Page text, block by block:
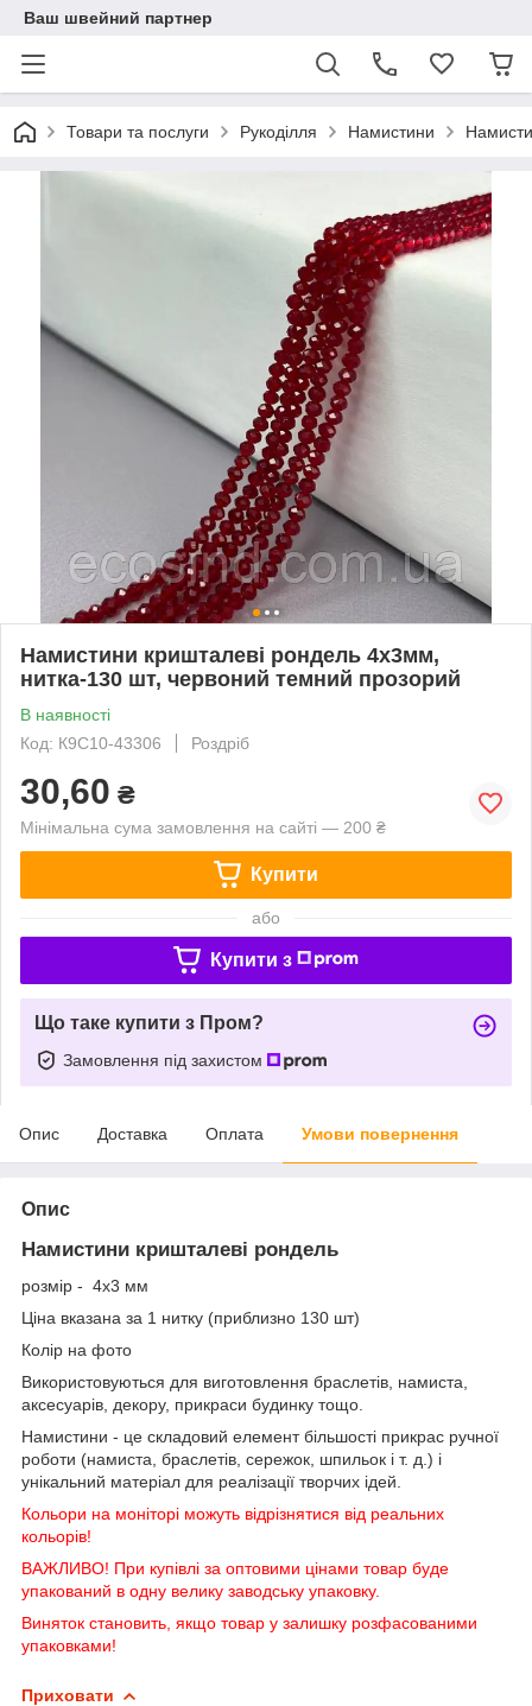
Ваш швейний партнер
Товари та послуги Рукоділля Намистини
Намистини кришталеві рондель 4х3мм,
нитка-130 шт, червоний темний прозорий
В наявності
Код: К9С10-43306
Роздріб
30,60 ₴
Мінімальна сума замовлення на сайті — 200 ₴
Купити
або
Купити з
Що таке купити з Пром?
Замовлення під захистом
Опис Доставка Оплата Умови повернення
Опис
Намистини кришталеві рондель
розмір - 4х3 мм
Ціна вказана за 1 нитку (приблизно 130 шт)
Колір на фото
Використовуються для виготовлення браслетів, намиста,
аксесуарів, декору, прикраси будинку тощо.
Намистини - це складовий елемент більшості прикрас ручної
роботи (намиста, браслетів, сережок, шпильок і т. д.) і
унікальний матеріал для реалізації творчих ідей.
Кольори на моніторі можуть відрізнятися від реальних
кольорів!
ВАЖЛИВО! При купівлі за оптовими цінами товар буде
упакований в одну велику заводську упаковку.
Виняток становить, якщо товар у залишку розфасованими
упаковками!
Приховати